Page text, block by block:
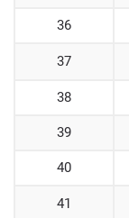
36
37
38
39
40
41